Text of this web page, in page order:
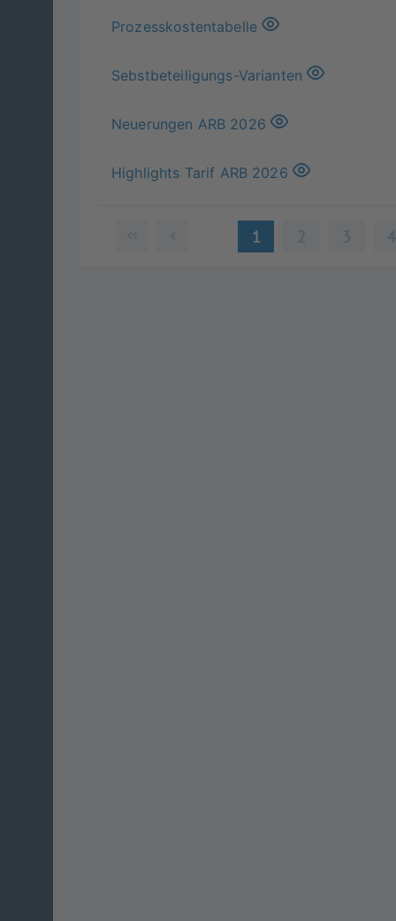
Prozesskostentabelle
Sebstbeteiligungs-Varianten
Neuerungen ARB 2026
Highlights Tarif ARB 2026
1 2 3 4